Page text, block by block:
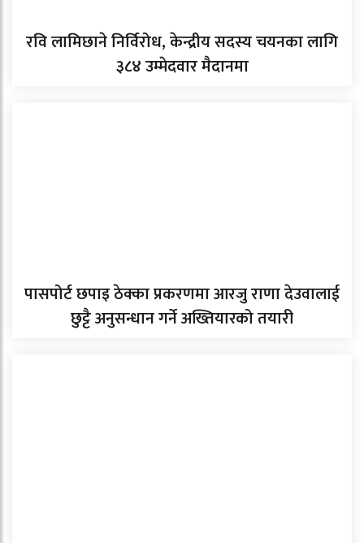
रवि लामिछाने निर्विरोध, केन्द्रीय सदस्य चयनका लागि
३८४ उम्मेदवार मैदानमा
पासपोर्ट छपाइ ठेक्का प्रकरणमा आरजु राणा देउवालाई
छुट्टै अनुसन्धान गर्ने अख्तियारको तयारी